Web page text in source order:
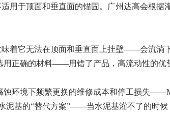
用于顶面和垂直面的锚固。广州达高会根
着它无法在顶面和垂直面上挂壁——会流淌
正确的材料——用错了产品，高流动性的优
环境下频繁更换的维修成本和停工损失
泥基的“替代方案”——当水泥基灌不了的时